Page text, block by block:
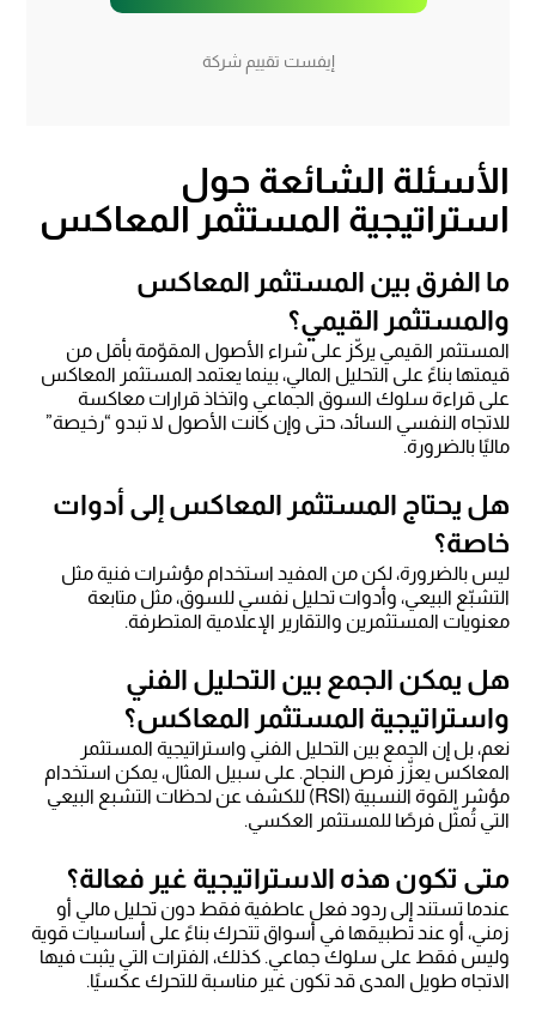
إيفست تقييم شركة
الأسئلة الشائعة حول
استراتيجية المستثمر المعاكس
ما الفرق بين المستثمر المعاكس
والمستثمر القيمي؟
المستثمر القيمي يركّز على شراء الأصول المقوّمة بأقل من
قيمتها بناءً على التحليل المالي، بينما يعتمد المستثمر المعاكس
على قراءة سلوك السوق الجماعي واتخاذ قرارات معاكسة
للاتجاه النفسي السائد، حتى وإن كانت الأصول لا تبدو “رخيصة”
ماليًا بالضرورة.
هل يحتاج المستثمر المعاكس إلى أدوات
خاصة؟
ليس بالضرورة، لكن من المفيد استخدام مؤشرات فنية مثل
التشبّع البيعي، وأدوات تحليل نفسي للسوق، مثل متابعة
معنويات المستثمرين والتقارير الإعلامية المتطرفة.
هل يمكن الجمع بين التحليل الفني
واستراتيجية المستثمر المعاكس؟
نعم، بل إن الجمع بين التحليل الفني واستراتيجية المستثمر
المعاكس يعزّز فرص النجاح. على سبيل المثال، يمكن استخدام
مؤشر القوة النسبية (RSI) للكشف عن لحظات التشبع البيعي
التي تُمثّل فرصًا للمستثمر العكسي.
متى تكون هذه الاستراتيجية غير فعالة؟
عندما تستند إلى ردود فعل عاطفية فقط دون تحليل مالي أو
زمني، أو عند تطبيقها في أسواق تتحرك بناءً على أساسيات قوية
وليس فقط على سلوك جماعي. كذلك، الفترات التي يثبت فيها
الاتجاه طويل المدى قد تكون غير مناسبة للتحرك عكسيًا.